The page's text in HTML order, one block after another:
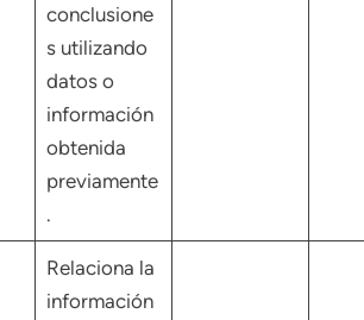
conclusione
s utilizando
datos o
información
obtenida
previamente
.
Relaciona la
información